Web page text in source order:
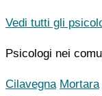
Vedi tutti gli
Psicologi nei
Cilavegna Mortara